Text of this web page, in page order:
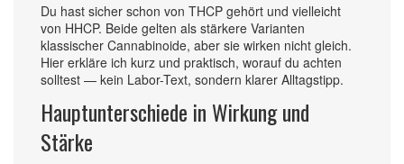
Du hast sicher schon von THCP gehört und vielleicht
von HHCP. Beide gelten als stärkere Varianten
klassischer Cannabinoide, aber sie wirken nicht gleich.
Hier erkläre ich kurz und praktisch, worauf du achten
solltest — kein Labor-Text, sondern klarer Alltagstipp.
Hauptunterschiede in Wirkung und
Stärke